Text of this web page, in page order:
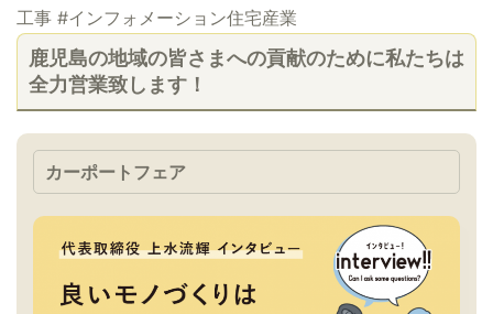
工事 #インフォメーション住宅産業
鹿児島の地域の皆さまへの貢献のために私たちは
全力営業致します！
カーポートフェア